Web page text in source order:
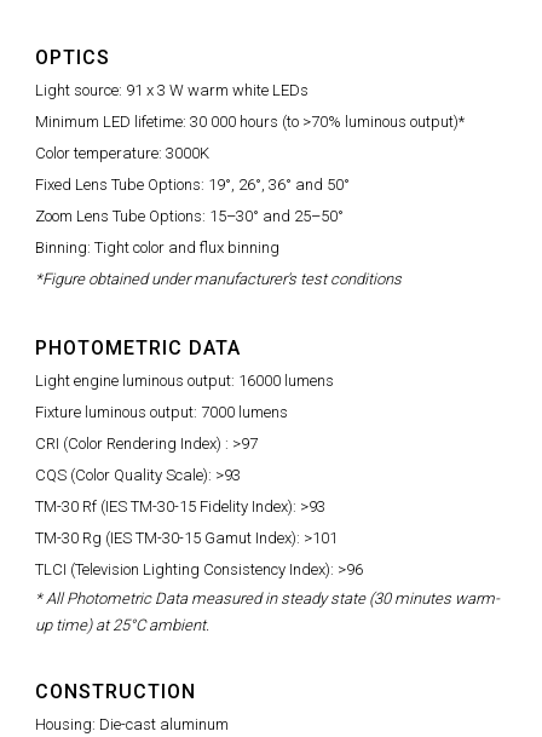
OPTICS
Light source: 91 x 3 W warm white LEDs
Minimum LED lifetime: 30 000 hours (to >70% luminous output)*
Color temperature: 3000K
Fixed Lens Tube Options: 19°, 26°, 36° and 50°
Zoom Lens Tube Options: 15–30° and 25–50°
Binning: Tight color and flux binning
*Figure obtained under manufacturer's test conditions
PHOTOMETRIC DATA
Light engine luminous output: 16000 lumens
Fixture luminous output: 7000 lumens
CRI (Color Rendering Index) : >97
CQS (Color Quality Scale): >93
TM-30 Rf (IES TM-30-15 Fidelity Index): >93
TM-30 Rg (IES TM-30-15 Gamut Index): >101
TLCI (Television Lighting Consistency Index): >96
* All Photometric Data measured in steady state (30 minutes warm-
up time) at 25°C ambient.
CONSTRUCTION
Housing: Die-cast aluminum